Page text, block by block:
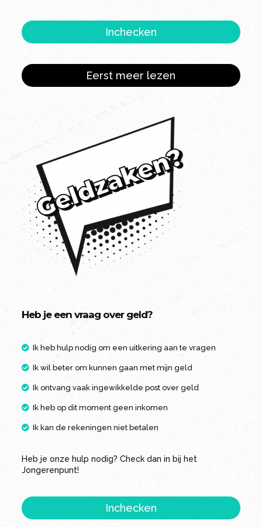
Inchecken
Eerst meer lezen
Heb je een vraag over geld?
Ik heb hulp nodig om een uitkering aan te vragen
Ik wil beter om kunnen gaan met mijn geld
Ik ontvang vaak ingewikkelde post over geld
Ik heb op dit moment geen inkomen
Ik kan de rekeningen niet betalen
Heb je onze hulp nodig? Check dan in bij het
Jongerenpunt!
Inchecken